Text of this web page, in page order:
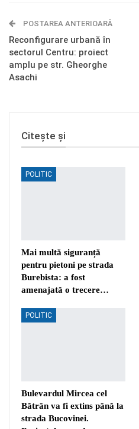
Telegram OK.ru
POSTAREA ANTERIOARĂ
Reconfigurare urbană în
sectorul Centru: proiect
amplu pe str. Gheorghe
Asachi
Citește și
POLITIC
Mai multă siguranță
pentru pietoni pe strada
Burebista: a fost
amenajată o trecere…
POLITIC
Bulevardul Mircea cel
Bătrân va fi extins până la
strada Bucovinei.